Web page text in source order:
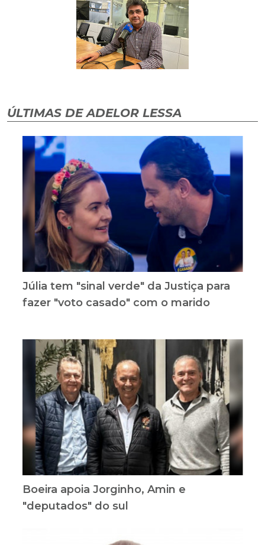
ÚLTIMAS DE ADELOR LESSA
Júlia tem "sinal verde" da Justiça para
fazer "voto casado" com o marido
Boeira apoia Jorginho, Amin e
"deputados" do sul